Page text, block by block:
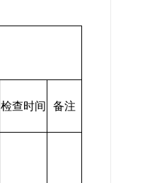
检查时间 备注